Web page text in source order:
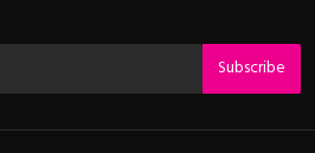
Subscribe